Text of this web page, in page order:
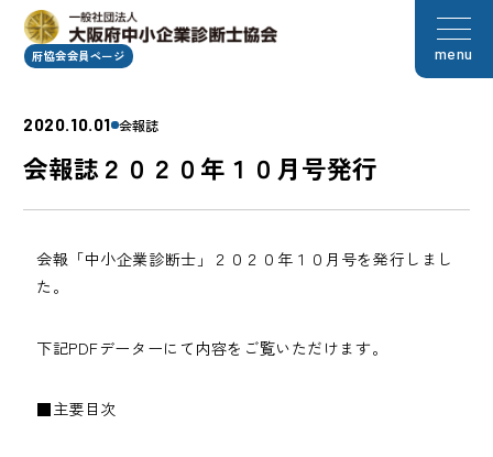
府協会会員ページ menu
2020.10.01 会報誌
会報誌２０２０年１０月号発行
会報「中小企業診断士」２０２０年１０月号を発行しまし
た。
下記PDFデーターにて内容をご覧いただけます。
■主要目次